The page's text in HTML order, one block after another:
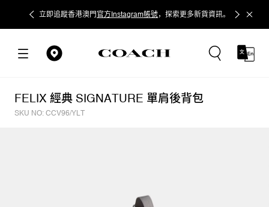
立即追蹤香港澳門 官方Instagram帳號，探索更多新貨資訊。
FELIX 經典 SIGNATURE 單肩後背包
SKU NO: CCV96/YLT